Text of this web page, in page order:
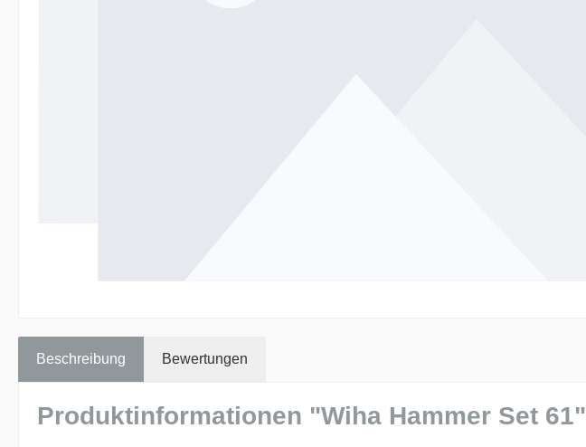
Beschreibung Bewertungen
Produktinformationen "Wiha Hammer Set 61"